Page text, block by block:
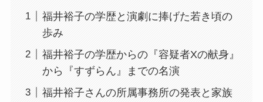
福井裕子の学歴と演劇に捧げた若き頃の
歩み
福井裕子の学歴からの『容疑者Xの献身』
から『すずらん』までの名演
福井裕子さんの所属事務所の発表と家族